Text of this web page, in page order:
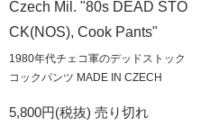
Czech Mil. "80s DEAD STO
CK(NOS), Cook Pants"
1980年代チェコ軍のデッドストック
コックパンツ MADE IN CZECH
5,800円(税抜) 売り切れ